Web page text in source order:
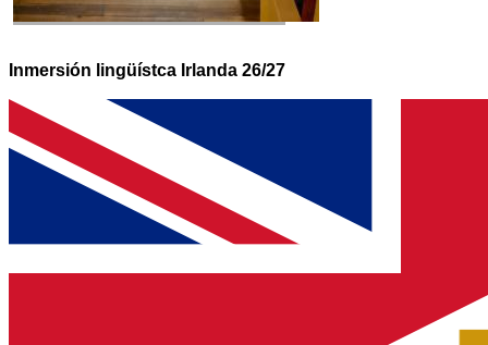
Inmersión lingüístca Irlanda 26/27